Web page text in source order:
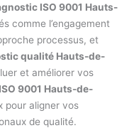
ISO 9001 Hauts-
comme l’engagement
processus, et
qualité Hauts-de-
et améliorer vos
9001 Hauts-de-
pour aligner vos
de qualité.